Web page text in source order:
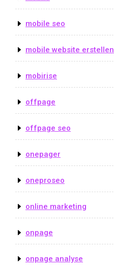
mobile seo
mobile website erstellen
mobirise
offpage
offpage seo
onepager
oneproseo
online marketing
onpage
onpage analyse